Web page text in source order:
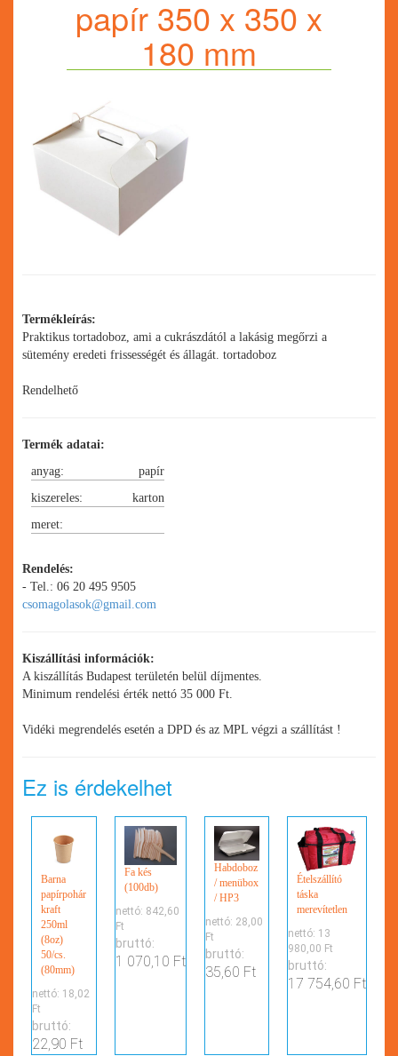
papír 350 x 350 x
180 mm
Termékleírás:
Praktikus tortadoboz, ami a cukrászdától a lakásig megőrzi a
sütemény eredeti frissességét és állagát. tortadoboz
Rendelhető
Termék adatai:
anyag:
papír
kiszereles:
karton
meret:
Rendelés:
- Tel.: 06 20 495 9505
csomagolasok@gmail.com
Kiszállítási információk:
A kiszállítás Budapest területén belül díjmentes.
Minimum rendelési érték nettó 35 000 Ft.
Vidéki megrendelés esetén a DPD és az MPL végzi a szállítást !
Ez is érdekelhet
Barna
papírpohár
kraft
250ml
(8oz)
50/cs.
(80mm)
nettó: 18,02
Ft
bruttó:
22,90 Ft
Fa kés
(100db)
nettó: 842,60
Ft
bruttó:
1 070,10 Ft
Habdoboz
/ menübox
/ HP3
nettó: 28,00
Ft
bruttó:
35,60 Ft
Ételszállító
táska
merevítetlen
nettó: 13
980,00 Ft
bruttó:
17 754,60 Ft